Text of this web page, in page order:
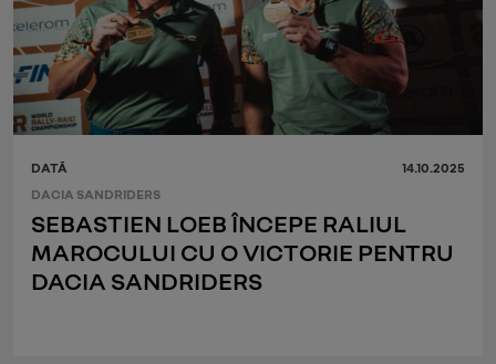
DATĂ
14.10.2025
DACIA SANDRIDERS
SEBASTIEN LOEB ÎNCEPE RALIUL
MAROCULUI CU O VICTORIE PENTRU
DACIA SANDRIDERS